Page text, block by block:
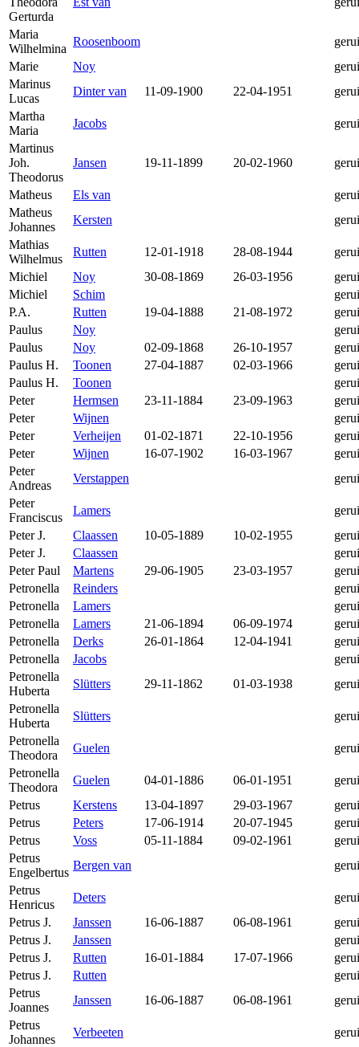
Gerturda
Maria
Wilhelmina
Roosenboom
Marie
Noy
Marinus
Lucas
Dinter van 11-09-1900 22-04-1951
Martha
Maria
Jacobs
Martinus
Joh.
Theodorus
Jansen 19-11-1899 20-02-1960
Matheus Els van
Matheus
Johannes
Kersten
Mathias
Wilhelmus
Rutten 12-01-1918 28-08-1944
Michiel
Noy 30-08-1869 26-03-1956
Michiel
Schim
P.A.
Rutten 19-04-1888 21-08-1972
Paulus
Noy
Paulus
Noy 02-09-1868 26-10-1957
Paulus H.
Toonen 27-04-1887 02-03-1966
Paulus H.
Toonen
Peter
Hermsen 23-11-1884 23-09-1963
Peter
Wijnen
Peter
Verheijen 01-02-1871 22-10-1956
Peter
Wijnen 16-07-1902 16-03-1967
Peter
Andreas
Verstappen
Peter
Franciscus
Lamers
Peter J.
Claassen 10-05-1889 10-02-1955
Peter J.
Claassen
Peter Paul
Martens 29-06-1905 23-03-1957
Petronella
Reinders
Petronella
Lamers
Petronella
Lamers 21-06-1894 06-09-1974
Petronella
Derks 26-01-1864 12-04-1941
Petronella
Jacobs
Petronella
Huberta
Slütters 29-11-1862 01-03-1938
Petronella
Huberta
Slütters
Petronella
Theodora
Guelen
Petronella
Theodora
Guelen 04-01-1886 06-01-1951
Petrus
Kerstens 13-04-1897 29-03-1967
Petrus
Peters 17-06-1914 20-07-1945
Petrus
Voss 05-11-1884 09-02-1961
Petrus
Engelbertus
Bergen van
Petrus
Henricus
Deters
Petrus J.
Janssen 16-06-1887 06-08-1961
Petrus J.
Janssen
Petrus J.
Rutten 16-01-1884 17-07-1966
Petrus J.
Rutten
Petrus
Joannes
Janssen 16-06-1887 06-08-1961
Petrus
Johannes
Verbeeten